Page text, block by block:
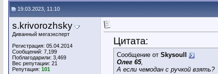
19.03.2023, 11:10
s.krivorozhsky
Диванный мегаэксперт
Регистрация: 05.04.2014
Сообщений: 7,199
Поблагодарили: 3,469
Вес репутации: 21
Репутация: 101
Цитата:
Сообщение от Skysoull
Олег 65,
А если чемодан с ручкой взять?